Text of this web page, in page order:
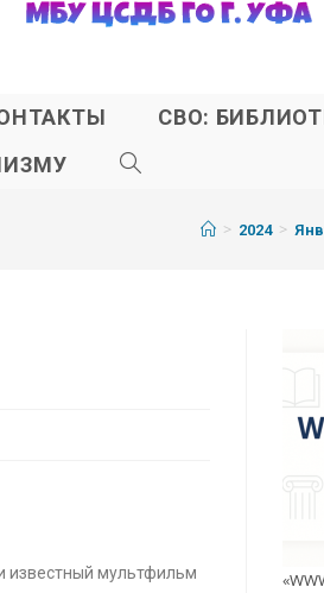
СВО:
> 2024 >
известный мультфильм